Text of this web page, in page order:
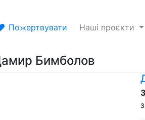
Пожертвувати Наші проєкти
Бимболов